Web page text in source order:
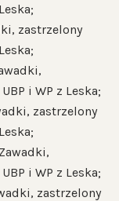
zastrzelony
i WP z Leska;
zastrzelony
i WP z Leska;
zastrzelony